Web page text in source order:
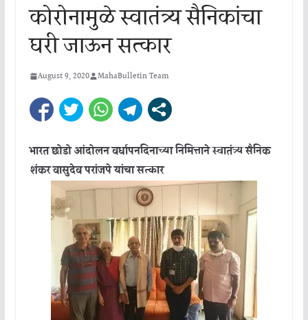
कोरोनामुळे स्वातंत्र्य सैनिकांचा
घरी जाऊन सत्कार
August 9, 2020 MahaBulletin Team
भारत छोडो आंदोलन वर्धापनदिनाच्या निमित्ताने स्वातंत्र्य सैनिक
शंकर वासुदेव परांजपे यांचा सत्कार